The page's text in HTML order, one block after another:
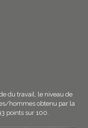
du travail, le niveau de
hommes obtenu par la
points sur 100.